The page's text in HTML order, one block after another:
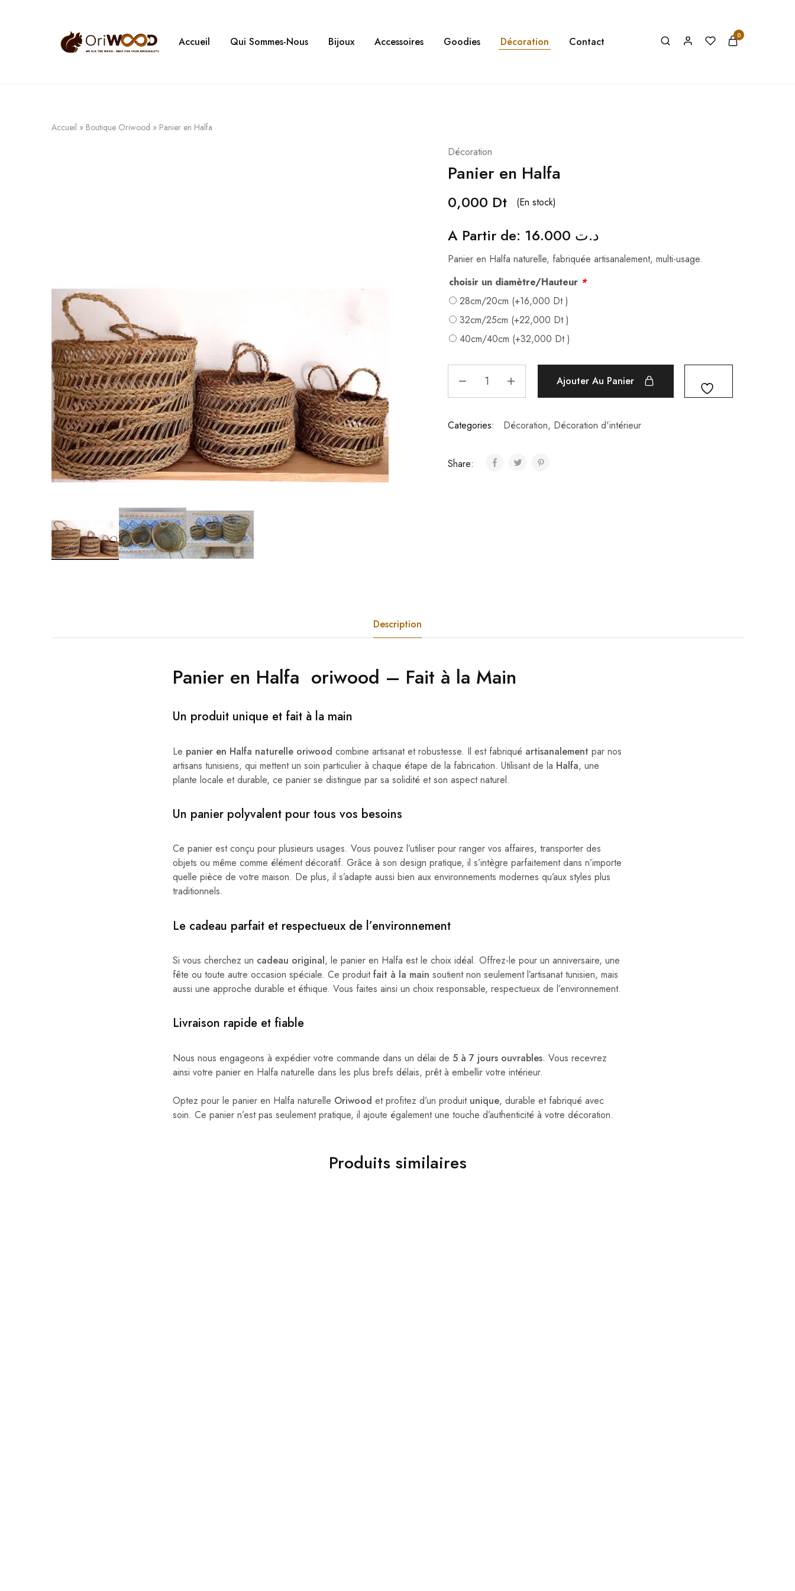
Oriwood
We
Dig
Accueil Qui Sommes-Nous Bijoux Accessoires Goodies Décoration Contact 0
Accueil » Boutique Oriwood » Panier en Halfa
Décoration
Panier en Halfa
0,000 Dt (En stock)
A Partir de: 16.000 د.ت
Panier en Halfa naturelle, fabriquée artisanalement, multi-usage.
choisir un diamètre/Hauteur *
28cm/20cm (+16,000 Dt)
32cm/25cm (+22,000 Dt)
40cm/40cm (+32,000 Dt)
Ajouter Au Panier
Categories: Décoration, Décoration d'intérieur
Share:
Description
Panier en Halfa oriwood – Fait à la Main
Un produit unique et fait à la main
Le panier en Halfa naturelle oriwood combine artisanat et robustesse. Il est fabriqué artisanalement par nos
artisans tunisiens, qui mettent un soin particulier à chaque étape de la fabrication. Utilisant de la Halfa, une
plante locale et durable, ce panier se distingue par sa solidité et son aspect naturel.
Un panier polyvalent pour tous vos besoins
Ce panier est conçu pour plusieurs usages. Vous pouvez l’utiliser pour ranger vos affaires, transporter des
objets ou même comme élément décoratif. Grâce à son design pratique, il s’intègre parfaitement dans n’importe
quelle pièce de votre maison. De plus, il s’adapte aussi bien aux environnements modernes qu’aux styles plus
traditionnels.
Le cadeau parfait et respectueux de l’environnement
Si vous cherchez un cadeau original, le panier en Halfa est le choix idéal. Offrez-le pour un anniversaire, une
fête ou toute autre occasion spéciale. Ce produitfait à la main soutient non seulement l’artisanat tunisien, mais
aussi une approche durable et éthique. Vous faites ainsi un choix responsable, respectueux de l’environnement.
Livraison rapide et fiable
Nous nous engageons à expédier votre commande dans un délai de 5 à 7 jours ouvrables. Vous recevrez
ainsi votre panier en Halfa naturelle dans les plus brefs délais, prêt à embellir votre intérieur.
Optez pour le panier en Halfa naturelle Oriwood et profitez d’un produit unique, durable et fabriqué avec
soin. Ce panier n’est pas seulement pratique, il ajoute également une touche d’authenticité à votre décoration.
Produits similaires